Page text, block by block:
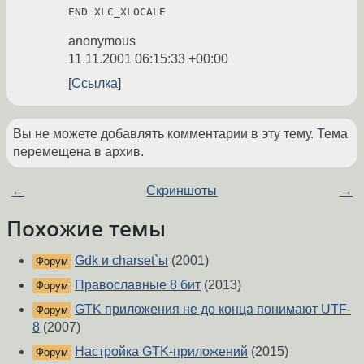
anonymous
11.11.2001 06:15:33 +00:00
Ссылка
Вы не можете добавлять комментарии в эту тему. Тема
перемещена в архив.
← Скриншоты →
Похожие темы
Форум Gdk и charset`ы (2001)
Форум Православные 8 бит (2013)
Форум GTK приложения не до конца понимают UTF-
8 (2007)
Форум Настройка GTK-приложений (2015)